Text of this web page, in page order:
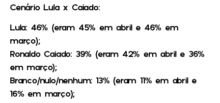
Cenário Lula x Caiado:
Lula: 46% (eram 45% em abril e 46% em
março);
Ronaldo Caiado: 39% (eram 42% em abril e 36%
em março);
Branco/nulo/nenhum: 13% (eram 11% em abril e
16% em março);